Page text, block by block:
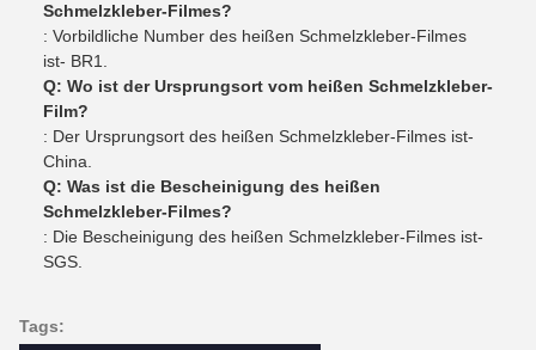
Schmelzkleber-Filmes?
: Vorbildliche Number des heißen Schmelzkleber-Filmes
ist- BR1.
Q: Wo ist der Ursprungsort vom heißen Schmelzkleber-
Film?
: Der Ursprungsort des heißen Schmelzkleber-Filmes ist-
China.
Q: Was ist die Bescheinigung des heißen
Schmelzkleber-Filmes?
: Die Bescheinigung des heißen Schmelzkleber-Filmes ist-
SGS.
Tags: